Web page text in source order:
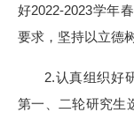
好2022-2023学年
要求，坚持以立德
2.认真组织好
第一、二轮研究生